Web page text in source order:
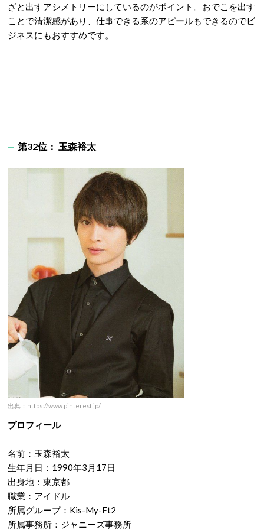
ざと出すアシメトリーにしているのがポイント。おでこを出す
ことで清潔感があり、仕事できる系のアピールもできるのでビ
ジネスにもおすすめです。
第32位： 玉森裕太
出典：https://www.pinterest.jp/
プロフィール
名前：玉森裕太
生年月日：1990年3月17日
出身地：東京都
職業：アイドル
所属グループ：Kis-My-Ft2
所属事務所：ジャニーズ事務所